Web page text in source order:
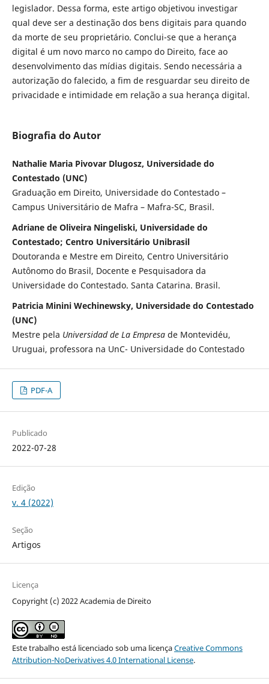
legislador. Dessa forma, este artigo objetivou investigar
qual deve ser a destinação dos bens digitais para quando
da morte de seu proprietário. Conclui-se que a herança
digital é um novo marco no campo do Direito, face ao
desenvolvimento das mídias digitais. Sendo necessária a
autorização do falecido, a fim de resguardar seu direito de
privacidade e intimidade em relação a sua herança digital.
Biografia do Autor
Nathalie Maria Pivovar Dlugosz, Universidade do
Contestado (UNC)
Graduação em Direito, Universidade do Contestado –
Campus Universitário de Mafra – Mafra-SC, Brasil.
Adriane de Oliveira Ningeliski, Universidade do
Contestado; Centro Universitário Unibrasil
Doutoranda e Mestre em Direito, Centro Universitário
Autônomo do Brasil, Docente e Pesquisadora da
Universidade do Contestado. Santa Catarina. Brasil.
Patricia Minini Wechinewsky, Universidade do Contestado
(UNC)
Mestre pela Universidad de La Empresa de Montevidéu,
Uruguai, professora na UnC- Universidade do Contestado
PDF-A
Publicado
2022-07-28
Edição
v. 4 (2022)
Seção
Artigos
Licença
Copyright (c) 2022 Academia de Direito
Este trabalho está licenciado sob uma licençaCreative Commons
Attribution-NoDerivatives 4.0 International License.